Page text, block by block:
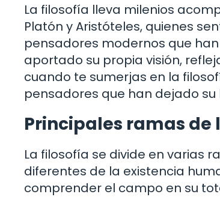
La filosofía lleva milenios
Platón y Aristóteles, quienes
pensadores modernos que
aportado su propia visión,
cuando te sumerjas en la
pensadores que han dejado
Principales ramas de
La filosofía se divide en varias
diferentes de la existencia
comprender el campo en su